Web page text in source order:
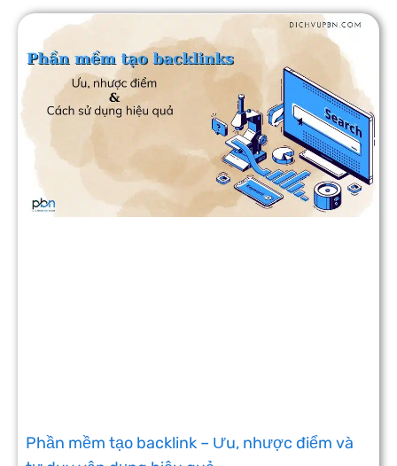
Phần mềm tạo backlink – Ưu, nhược điểm và